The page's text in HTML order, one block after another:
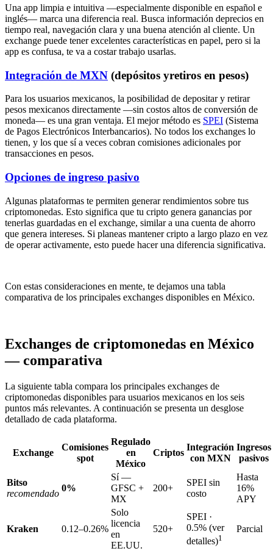
Una app limpia e intuitiva —especialmente disponible en español e
inglés— marca una diferencia real. Busca información deprecios en
tiempo real, navegación clara y una buena atención al cliente. Un
exchange puede tener excelentes características en papel, pero si la
app es confusa, te va a costar trabajo usarlas.
Integración de MXN (depósitos yretiros en pesos)
Para los usuarios mexicanos, la posibilidad de depositar y retirar
pesos mexicanos directamente —sin costos altos de conversión de
moneda— es una gran ventaja. El mejor método es SPEI (Sistema
de Pagos Electrónicos Interbancarios). No todos los exchanges lo
tienen, y los que sí a veces cobran comisiones adicionales por
transacciones en pesos.
Opciones de ingreso pasivo
Algunas plataformas te permiten generar rendimientos sobre tus
criptomonedas. Esto significa que tu cripto genera ganancias por
tenerlas guardadas en el exchange, similar a una cuenta de ahorro
que genera intereses. Si planeas mantener cripto a largo plazo en vez
de operar activamente, esto puede hacer una diferencia significativa.
Con estas consideraciones en mente, te dejamos una tabla
comparativa de los principales exchanges disponibles en México.
Exchanges de criptomonedas en México
— comparativa
La siguiente tabla compara los principales exchanges de
criptomonedas disponibles para usuarios mexicanos en los seis
puntos más relevantes. A continuación se presenta un desglose
detallado de cada plataforma.
Exchange
Comisiones
spot
Regulado
en
México
Criptos
Integración
con MXN
Ingresos
pasivos
Bitso
recomendado
0%
Sí —
GFSC +
MX
200+
SPEI sin
costo
Hasta
16%
APY
Kraken 0.12–0.26%
Solo
licencia
en
EE.UU.
520+
SPEI ·
0.5% (ver
detalles)1
Parcial